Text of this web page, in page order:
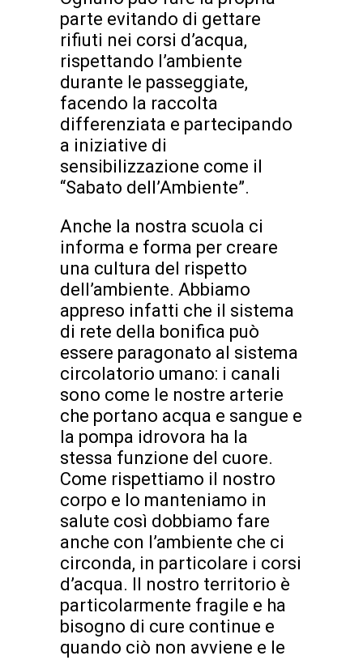
parte evitando di gettare
rifiuti nei corsi d’acqua,
rispettando l’ambiente
durante le passeggiate,
facendo la raccolta
differenziata e partecipando
a iniziative di
sensibilizzazione come il
“Sabato dell’Ambiente”.
Anche la nostra scuola ci
informa e forma per creare
una cultura del rispetto
dell’ambiente. Abbiamo
appreso infatti che il sistema
di rete della bonifica può
essere paragonato al sistema
circolatorio umano: i canali
sono come le nostre arterie
che portano acqua e sangue e
la pompa idrovora ha la
stessa funzione del cuore.
Come rispettiamo il nostro
corpo e lo manteniamo in
salute così dobbiamo fare
anche con l’ambiente che ci
circonda, in particolare i corsi
d’acqua. Il nostro territorio è
particolarmente fragile e ha
bisogno di cure continue e
quando ciò non avviene e le